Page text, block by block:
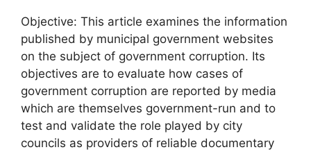
Objective: This article examines the information
published by municipal government websites
on the subject of government corruption. Its
objectives are to evaluate how cases of
government corruption are reported by media
which are themselves government-run and to
test and validate the role played by city
councils as providers of reliable documentary